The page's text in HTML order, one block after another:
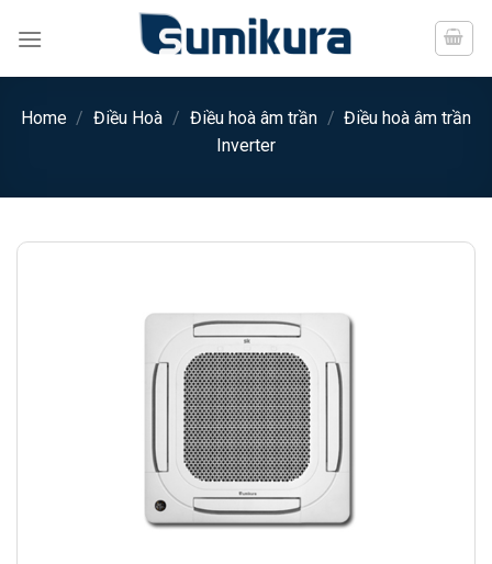
đến
Home / Điều Hoà / Điều hoà âm trần / Điều hoà âm trần
Inverter